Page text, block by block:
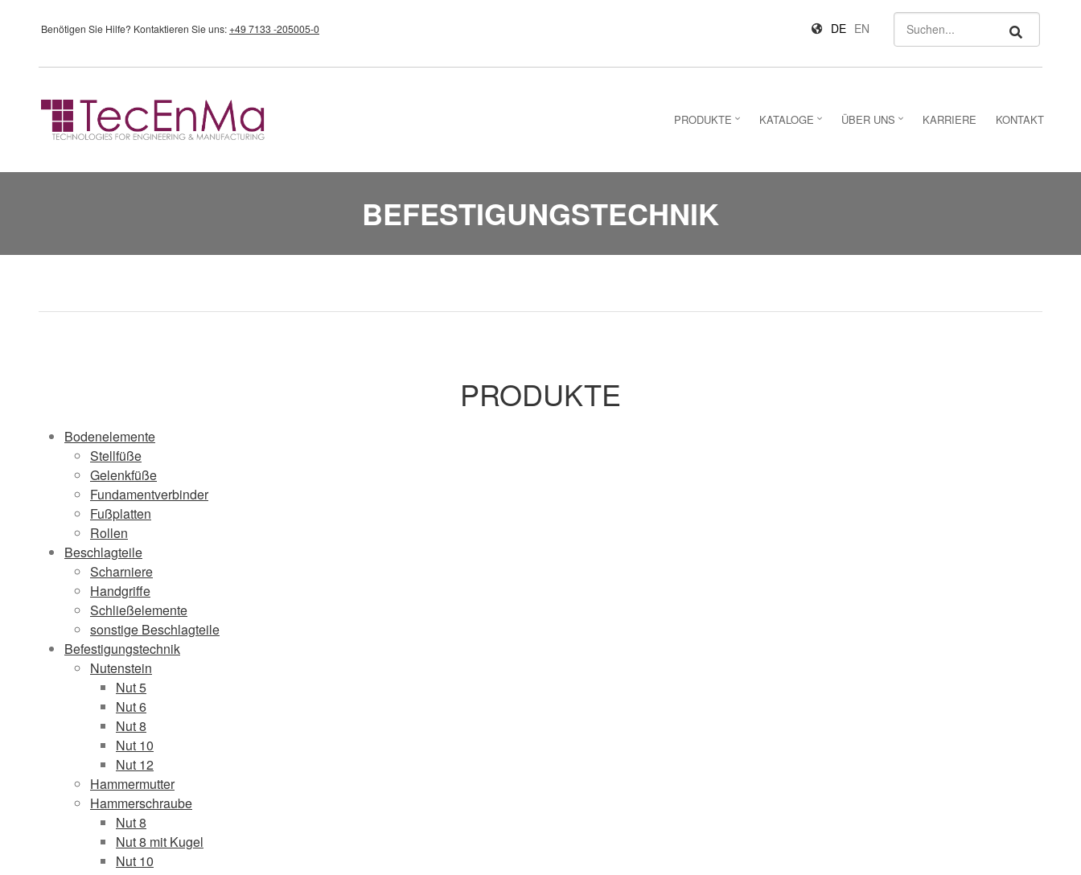
Benötigen Sie Hilfe? Kontaktieren Sie uns:+49 7133 -205005-0 DE EN Suchen
PRODUKTE KATALOGE ÜBER UNS KARRIERE KONTAKT
BEFESTIGUNGSTECHNIK
PRODUKTE
Bodenelemente
Stellfüße
Gelenkfüße
Fundamentverbinder
Fußplatten
Rollen
Beschlagteile
Scharniere
Handgriffe
Schließelemente
sonstige Beschlagteile
Befestigungstechnik
Nutenstein
Nut 5
Nut 6
Nut 8
Nut 10
Nut 12
Hammermutter
Hammerschraube
Nut 8
Nut 8 mit Kugel
Nut 10